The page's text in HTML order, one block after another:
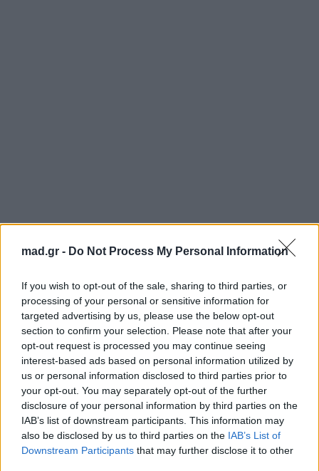
mad.gr - Do Not Process My Personal Information
If you wish to opt-out of the sale, sharing to third parties, or
processing of your personal or sensitive information for
targeted advertising by us, please use the below opt-out
section to confirm your selection. Please note that after your
opt-out request is processed you may continue seeing
interest-based ads based on personal information utilized by
us or personal information disclosed to third parties prior to
your opt-out. You may separately opt-out of the further
disclosure of your personal information by third parties on the
IAB’s list of downstream participants. This information may
also be disclosed by us to third parties on the IAB’s List of
Downstream Participants that may further disclose it to other